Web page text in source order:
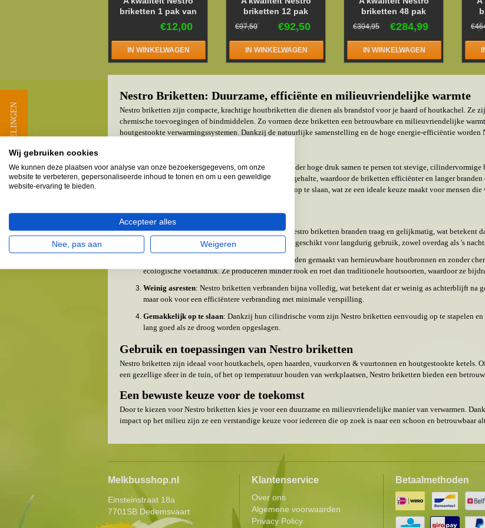
briketten 1 pak van
10kg€12,00
IN WINKELWAGEN
briketten 12 pak
€92,50
€97,50
IN WINKELWAGEN
briketten 48 pak
€284,99
€304,95
IN WINKELWAGEN
Nestro Briketten: Duurzame, efficiënte en milieuvriendelijke warmte
Nestro briketten zijn compacte, krachtige houtbriketten die dienen als brandstof voor je haard of houtkachel. Ze
chemische toevoegingen of bindmiddelen. Zo vormen deze briketten een betrouwbare en milieuvriendelijke
houtgestookte verwarmingssystemen. Dankzij de natuurlijke samenstelling en de hoge energie-efficiëntie worden
Nestro briketten worden vervaardigd door houtafval onder hoge druk samen te persen tot stevige,
uitzonderlijk hoge energiedichtheid en een laag vochtgehalte, waardoor de briketten efficiënter en langer
en gelijkmatige vorm zijn ze eenvoudig te stapelen en op te slaan, wat ze een ideale keuze maakt voor mensen
Voordelen van Nestro Briketten
Langdurige en gelijkmatige warmteafgifte: Nestro briketten branden traag en gelijkmatig, wat betekent
vaak bijgevuld hoeven te worden. Dit maakt ze geschikt voor langdurig gebruik, zowel overdag als 's
: Omdat ze worden gemaakt van hernieuwbare houtbronnen en zonder
ecologische voetafdruk. Ze produceren minder rook en roet dan traditionele houtsoorten, waardoor ze
Weinig asresten: Nestro briketten verbranden bijna volledig, wat betekent dat er weinig as achterblijft na
maar ook voor een efficiëntere verbranding met minimale verspilling.
Gemakkelijk op te slaan: Dankzij hun cilindrische vorm zijn Nestro briketten eenvoudig op te stapelen
lang goed als ze droog worden opgeslagen.
Gebruik en toepassingen van Nestro briketten
Nestro briketten zijn ideaal voor houtkachels, open haarden, vuurkorven & vuurtonnen en houtgestookte ketels.
een gezellige sfeer in de tuin, of het op temperatuur houden van werkplaatsen, Nestro briketten bieden een
Een bewuste keuze voor de toekomst
Door te kiezen voor Nestro briketten kies je voor een duurzame en milieuvriendelijke manier van verwarmen.
impact op het milieu zijn ze een verstandige keuze voor iedereen die op zoek is naar een schoon en betrouwbaar
Melkbusshop.nl
Einsteinstraat 18a
7701SB Dedemsvaart
Klantenservice
Over ons
Algemene voorwaarden
Privacy Policy
Betaalmethoden
★ BEOORDELINGEN
Wij gebruiken cookies
We kunnen deze plaatsen voor analyse van onze bezoekersgegevens, om onze
website te verbeteren, gepersonaliseerde inhoud te tonen en om u een geweldige
website-ervaring te bieden.
Accepteer alles
Nee, pas aan Weigeren